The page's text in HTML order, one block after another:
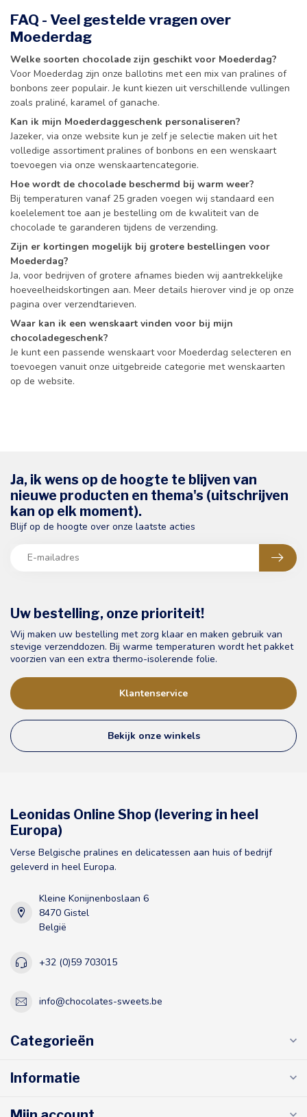
FAQ - Veel gestelde vragen over
Moederdag
Welke soorten chocolade zijn geschikt voor Moederdag?
Voor Moederdag zijn onze ballotins met een mix van pralines of
bonbons zeer populair. Je kunt kiezen uit verschillende vullingen
zoals praliné, karamel of ganache.
Kan ik mijn Moederdaggeschenk personaliseren?
Jazeker, via onze website kun je zelf je selectie maken uit het
volledige assortiment pralines of bonbons en een wenskaart
toevoegen via onze wenskaartencategorie.
Hoe wordt de chocolade beschermd bij warm weer?
Bij temperaturen vanaf 25 graden voegen wij standaard een
koelelement toe aan je bestelling om de kwaliteit van de
chocolade te garanderen tijdens de verzending.
Zijn er kortingen mogelijk bij grotere bestellingen voor
Moederdag?
Ja, voor bedrijven of grotere afnames bieden wij aantrekkelijke
hoeveelheidskortingen aan. Meer details hierover vind je op onze
pagina over verzendtarieven.
Waar kan ik een wenskaart vinden voor bij mijn
chocoladegeschenk?
Je kunt een passende wenskaart voor Moederdag selecteren en
toevoegen vanuit onze uitgebreide categorie met wenskaarten
op de website.
Uw bestelling, onze prioriteit!
Wij maken uw bestelling met zorg klaar en maken gebruik van
stevige verzenddozen. Bij warme temperaturen wordt het pakket
voorzien van een extra thermo-isolerende folie.
Klantenservice
Bekijk onze winkels
Ja, ik wens op de hoogte te blijven van
nieuwe producten en thema's (uitschrijven
kan op elk moment).
Blijf op de hoogte over onze laatste acties
Leonidas Online Shop (levering in heel
Europa)
Verse Belgische pralines en delicatessen aan huis of bedrijf
geleverd in heel Europa.
Kleine Konijnenboslaan 6
8470 Gistel
België
+32 (0)59 703015
info@chocolates-sweets.be
Categorieën
Informatie